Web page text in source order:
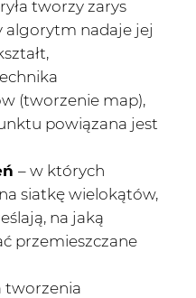
tworzy zarys
algorytm nadaje jej
(tworzenie map),
powiązana jest
– w których
siatkę wielokątów,
na jaką
przemieszczane
tworzenia